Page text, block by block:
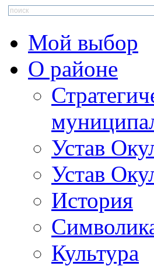
Мой выбор
О районе
Устав
Устав
История
Культура